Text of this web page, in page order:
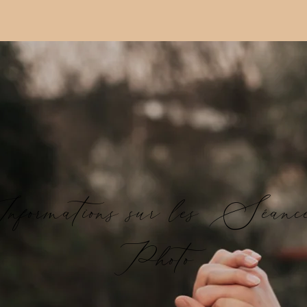
sur les
Photo